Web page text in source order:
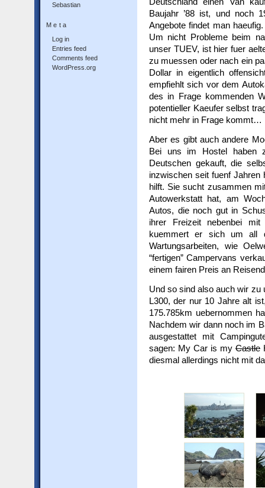
Sebastian
Meta
Log in
Entries feed
Comments feed
WordPress.org
Baujahr ’88 ist, und noch
Angebote findet man
Um nicht Probleme beim
unser TUEV, ist hier fuer
zu muessen oder nach ein
Dollar in eigentlich
empfiehlt sich vor dem
des in Frage kommenden
potentieller Kaeufer selbst
nicht mehr in Frage kommt…
Aber es gibt auch andere
Bei uns im Hostel haben
Deutschen gekauft, die
inzwischen seit fuenf Jahren
hilft. Sie sucht zusammen
Autowerkstatt hat, am
Autos, die noch gut in
ihrer Freizeit nebenbei
kuemmert er sich um all
Wartungsarbeiten, wie
“fertigen” Campervans
einem fairen Preis an
Und so sind also auch wir zu
L300, der nur 10 Jahre alt
175.785km uebernommen
Nachdem wir dann noch im
ausgestattet mit
sagen: My Car is my Castle
diesmal allerdings nicht mit